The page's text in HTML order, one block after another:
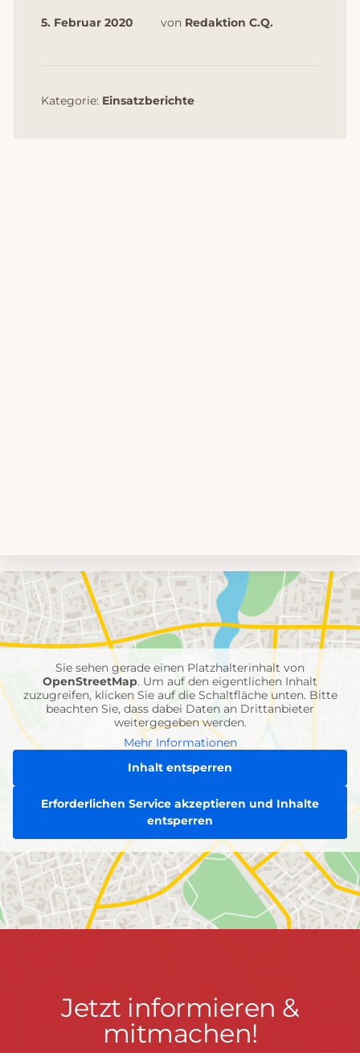
5. Februar 2020 von Redaktion C.Q.
Kategorie: Einsatzberichte
Umgebungskarte
mit
Feuerwehr-
Einheiten
Sie sehen gerade einen Platzhalterinhalt von
OpenStreetMap. Um auf den eigentlichen Inhalt
zuzugreifen, klicken Sie auf die Schaltfläche unten. Bitte
beachten Sie, dass dabei Daten an Drittanbieter
weitergegeben werden.
Mehr Informationen
Inhalt entsperren
Erforderlichen Service akzeptieren und Inhalte
entsperren
Jetzt
informieren
Jetzt informieren &
mitmachen!